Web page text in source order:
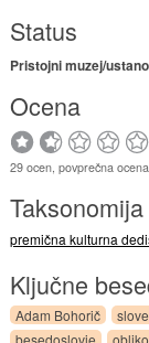
Status
Pristojni muzej/
Ocena
29 ocen, povprečna
Taksonomija
premična kulturna
Ključne
Adam Bohorič
besedoslovje